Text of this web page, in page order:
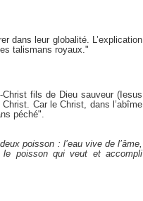
dans leur globalité. L’explication
talismans royaux."
fils de Dieu sauveur (Iesus
Car le Christ, dans l’abîme
péché".
poisson : l’eau vive de l’âme,
le poisson qui veut et accompli